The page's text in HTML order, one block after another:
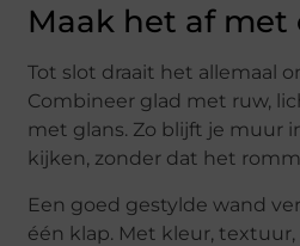
Maak het af met
Tot slot draait het allemaal
Combineer glad met ruw,
met glans. Zo blijft je muur
kijken, zonder dat het
Een goed gestylde wand
één klap. Met kleur,